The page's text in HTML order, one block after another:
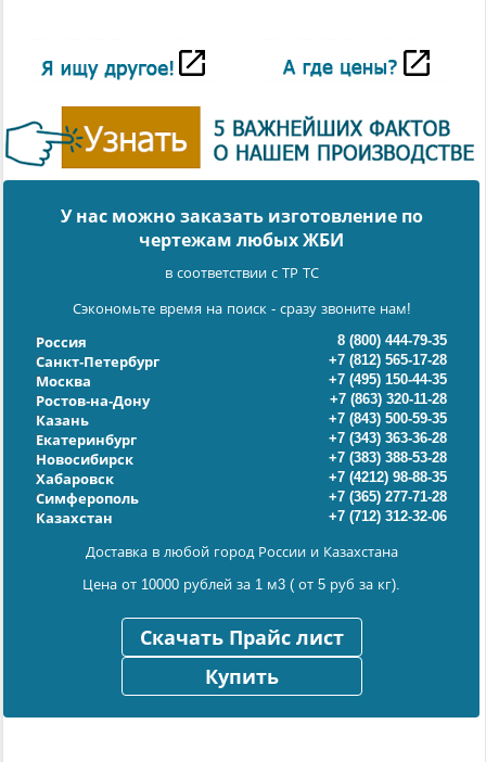
У нас можно заказать изготовление по
чертежам любых ЖБИ
в соответствии с ТР ТС
Сэкономьте время на поиск - сразу звоните нам!
Россия
8 (800) 444-79-35
Санкт-Петербург
+7 (812) 565-17-28
Москва
+7 (495) 150-44-35
Ростов-на-Дону
+7 (863) 320-11-28
Казань
+7 (843) 500-59-35
Екатеринбург
+7 (343) 363-36-28
Новосибирск
+7 (383) 388-53-28
Хабаровск
+7 (4212) 98-88-35
Симферополь
+7 (365) 277-71-28
Казахстан
+7 (712) 312-32-06
Доставка в любой город России и Казахстана
Цена от 10000 рублей за 1 м3 ( от 5 руб за кг).
Скачать Прайс лист
Купить